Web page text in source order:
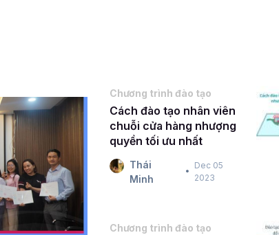
Chương trình đào tạo
Cách đào tạo nhân viên
chuỗi cửa hàng nhượng
quyền tối ưu nhất
Thái
Minh
Dec 05
2023
Chương trình đào tạo